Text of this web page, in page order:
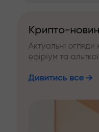
Крипто-
Актуальні огляди
ефіріум та
Дивитись все